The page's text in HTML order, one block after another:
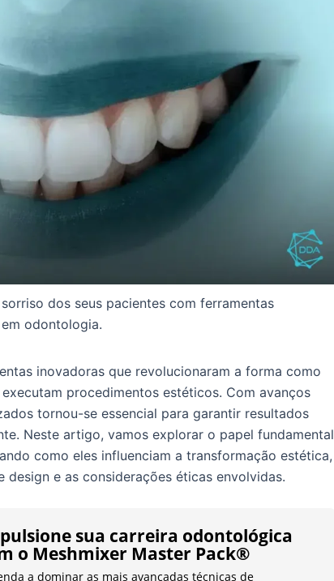
dos seus pacientes com ferramentas
odontologia.
inovadoras que revolucionaram a forma como
procedimentos estéticos. Com avanços
tornou-se essencial para garantir resultados
Neste artigo, vamos explorar o papel fundamental
como eles influenciam a transformação estética,
e as considerações éticas envolvidas.
sua carreira odontológica
o Meshmixer Master Pack®
a dominar as mais avançadas técnicas de